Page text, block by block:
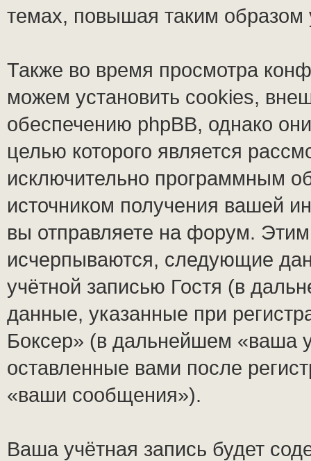
темах, повышая таким
Также во время просмотра
можем установить cookies,
обеспечению phpBB, однако
целью которого является
исключительно программным
источником получения вашей
вы отправляете на форум.
исчерпываются, следующие
учётной записью Гостя (в
данные, указанные при
Боксер» (в дальнейшем «ваша
оставленные вами после
«ваши сообщения»).
Ваша учётная запись будет